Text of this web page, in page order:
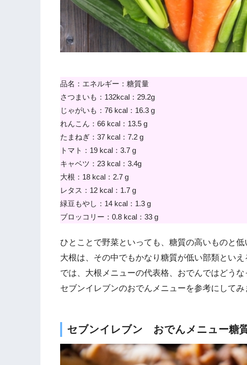
品名：エネルギー：糖質量
さつまいも：132kcal：29.2g
じゃがいも：76 kcal：16.3 g
れんこん：66 kcal：13.5 g
たまねぎ：37 kcal：7.2 g
トマト：19 kcal：3.7 g
キャベツ：23 kcal：3.4g
大根：18 kcal：2.7 g
レタス：12 kcal：1.7 g
緑豆もやし：14 kcal：1.3 g
ブロッコリー：0.8 kcal：33 g
ひとことで野菜といっても、糖質の高いものと低
大根は、その中でもかなり糖質が低い部類といえ
では、大根メニューの代表格、おでんではどう
セブンイレブンのおでんメニューを参考にしてみ
セブンイレブン おでんメニュー糖